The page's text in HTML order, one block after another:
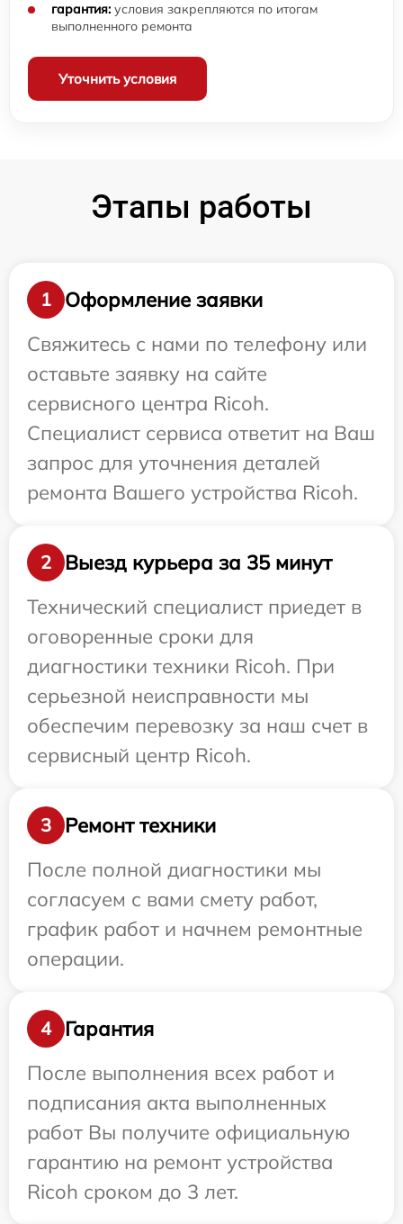
гарантия: условия закрепляются по итогам
выполненного ремонта
Уточнить условия
Этапы работы
1
Оформление заявки
Свяжитесь с нами по телефону или
оставьте заявку на сайте
сервисного центра Ricoh.
Специалист сервиса ответит на Ваш
запрос для уточнения деталей
ремонта Вашего устройства Ricoh.
2
Выезд курьера за 35 минут
Технический специалист приедет в
оговоренные сроки для
диагностики техники Ricoh. При
серьезной неисправности мы
обеспечим перевозку за наш счет в
сервисный центр Ricoh.
3
Ремонт техники
После полной диагностики мы
согласуем с вами смету работ,
график работ и начнем ремонтные
операции.
4
Гарантия
После выполнения всех работ и
подписания акта выполненных
работ Вы получите официальную
гарантию на ремонт устройства
Ricoh сроком до 3 лет.